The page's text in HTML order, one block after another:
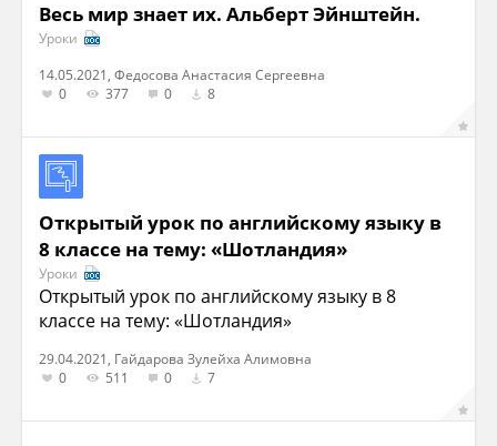
Весь мир знает их. Альберт Эйнштейн.
Уроки
14.05.2021, Федосова Анастасия Сергеевна
0
377 0 8
Открытый урок по английскому языку в
8 классе на тему: «Шотландия»
Уроки
Открытый урок по английскому языку в 8
классе на тему: «Шотландия»
29.04.2021, Гайдарова Зулейха Алимовна
0
511 0 7